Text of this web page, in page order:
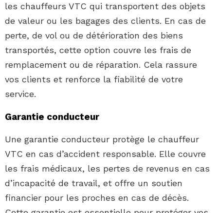
les chauffeurs VTC qui transportent des objets
de valeur ou les bagages des clients. En cas de
perte, de vol ou de détérioration des biens
transportés, cette option couvre les frais de
remplacement ou de réparation. Cela rassure
vos clients et renforce la fiabilité de votre
service.
Garantie conducteur
Une garantie conducteur protège le chauffeur
VTC en cas d’accident responsable. Elle couvre
les frais médicaux, les pertes de revenus en cas
d’incapacité de travail, et offre un soutien
financier pour les proches en cas de décès.